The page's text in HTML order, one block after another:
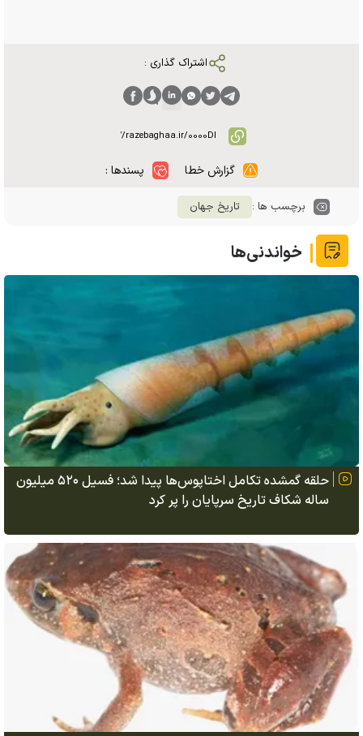
اشتراک گذاری :
گزارش خطا پسندها :
برچسب ها : تاریخ جهان
خواندنی‌ها
حلقه گمشده تکامل اختاپوس‌ها پیدا شد؛ فسیل ۵۲۰ میلیون
ساله شکاف تاریخ سرپایان را پر کرد